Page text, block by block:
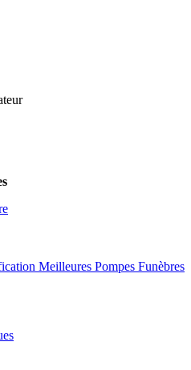
Meilleures Pompes Funèbres